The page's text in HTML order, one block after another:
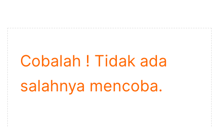
Cobalah ! Tidak ada
salahnya mencoba.